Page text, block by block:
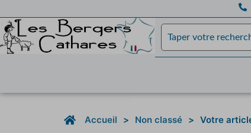
Accueil > Non classé > Votre